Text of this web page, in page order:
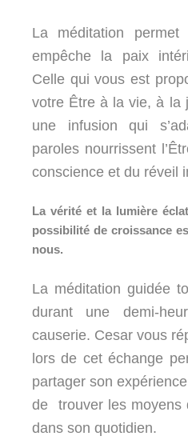
La méditation
empêche la paix
Celle qui vous est
votre Être à la vie, à la
une infusion qui
paroles nourrissent
conscience et du réveil
La vérité et la lumière
possibilité de croissance
nous.
La méditation guidée
durant une demi-
causerie. Cesar vous
lors de cet échange
partager son
de trouver les moyens
dans son quotidien.